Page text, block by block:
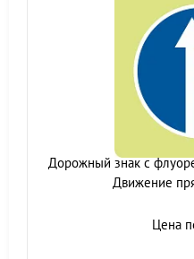
Дорожный знак с
Движение
Цена